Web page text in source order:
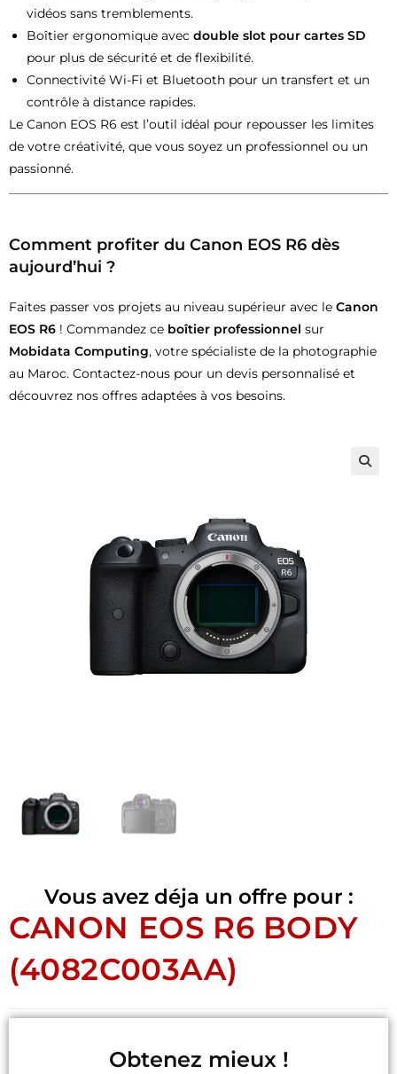
vidéos sans tremblements.
Boîtier ergonomique avec double slot pour cartes SD
pour plus de sécurité et de flexibilité.
Connectivité Wi-Fi et Bluetooth pour un transfert et un
contrôle à distance rapides.
Le Canon EOS R6 est l’outil idéal pour repousser les limites
de votre créativité, que vous soyez un professionnel ou un
passionné.
Comment profiter du Canon EOS R6 dès
aujourd’hui ?
Faites passer vos projets au niveau supérieur avec le Canon
EOS R6 ! Commandez ce boîtier professionnel sur
Mobidata Computing, votre spécialiste de la photographie
au Maroc. Contactez-nous pour un devis personnalisé et
découvrez nos offres adaptées à vos besoins.
Vous avez déja un offre pour :
CANON EOS R6 BODY
(4082C003AA)
Obtenez mieux !